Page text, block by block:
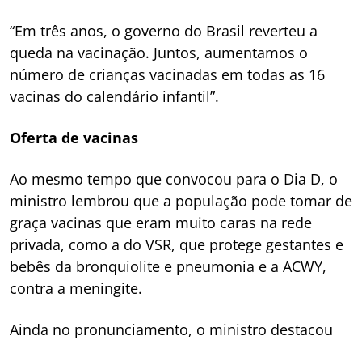
“Em três anos, o governo do Brasil reverteu a
queda na vacinação. Juntos, aumentamos o
número de crianças vacinadas em todas as 16
vacinas do calendário infantil”.
Oferta de vacinas
Ao mesmo tempo que convocou para o Dia D, o
ministro lembrou que a população pode tomar de
graça vacinas que eram muito caras na rede
privada, como a do VSR, que protege gestantes e
bebês da bronquiolite e pneumonia e a ACWY,
contra a meningite.
Ainda no pronunciamento, o ministro destacou